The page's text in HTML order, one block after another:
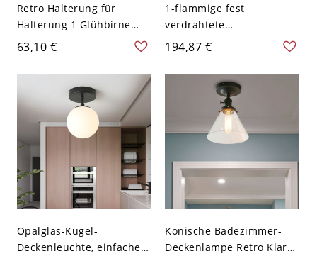
Retro Halterung für
Halterung 1 Glühbirne
Klares geripptes Glas
Deckenleuchte Flush
Fixture
63,10 €
1-flammige fest
verdrahtete
Deckenleuchte mit
glasiertem Schoolhouse-
Schirm - 110V-120V 30,48
194,87 €
Opalglas-Kugel-
Deckenleuchte, einfacher
Konische Badezimmer-
Deckenlampe Retro Klares